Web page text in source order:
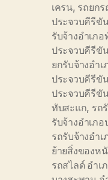
เครน, รถยกร
ประจวบคีรีขั
รับจ้างอำเภ
ประจวบคีรีขั
ยกรับจ้างอำเ
ประจวบคีรีขั
ประจวบคีรีขั
ทับสะแก, รถ
รับจ้างอำเภ
รถรับจ้างอำ
ย้ายสิ่งของห
รถสไลด์ อำเ